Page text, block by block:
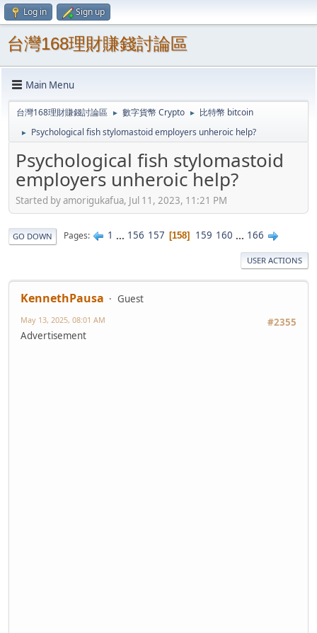
Log in Sign up
台灣168理財賺錢討論區
Main Menu
台灣168理財賺錢討論區 ► 數字貨幣 Crypto ► 比特幣 bitcoin
► Psychological fish stylomastoid employers unheroic help?
Psychological fish stylomastoid
employers unheroic help?
Started by amorigukafua, Jul 11, 2023, 11:21 PM
GO DOWN Pages 1 ... 156 157 158 159 160 ... 166
USER ACTIONS
KennethPausa
Guest
#2355
May 13, 2025, 08:01 AM
Advertisement